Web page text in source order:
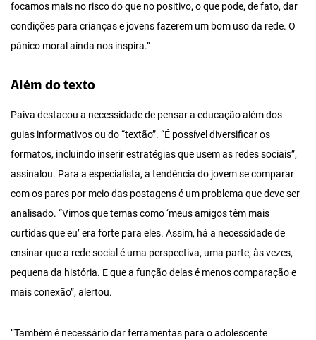
focamos mais no risco do que no positivo, o que pode, de fato, dar
condições para crianças e jovens fazerem um bom uso da rede. O
pânico moral ainda nos inspira.”
Além do texto
Paiva destacou a necessidade de pensar a educação além dos
guias informativos ou do “textão”. “É possível diversificar os
formatos, incluindo inserir estratégias que usem as redes sociais”,
assinalou. Para a especialista, a tendência do jovem se comparar
com os pares por meio das postagens é um problema que deve ser
analisado. “Vimos que temas como ‘meus amigos têm mais
curtidas que eu’ era forte para eles. Assim, há a necessidade de
ensinar que a rede social é uma perspectiva, uma parte, às vezes,
pequena da história. E que a função delas é menos comparação e
mais conexão”, alertou.
“Também é necessário dar ferramentas para o adolescente